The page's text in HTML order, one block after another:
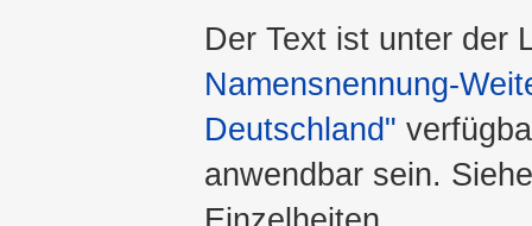
Der Text ist unter der
Namensnennung-
Deutschland"
anwendbar sein.